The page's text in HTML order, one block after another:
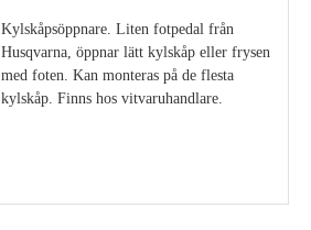
Kylskåpsöppnare. Liten fotpedal från
Husqvarna, öppnar lätt kylskåp eller frysen
med foten. Kan monteras på de flesta
kylskåp. Finns hos vitvaruhandlare.